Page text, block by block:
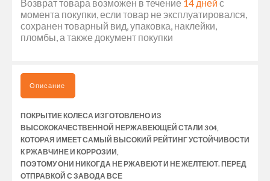
Возврат товара возможен в течение 14 дней с
момента покупки, если товар не эксплуатировался,
сохранен товарный вид, упаковка, наклейки,
пломбы, а также документ покупки
Описание
ПОКРЫТИЕ КОЛЕСА ИЗГОТОВЛЕНО ИЗ
ВЫСОКОКАЧЕСТВЕННОЙ НЕРЖАВЕЮЩЕЙ СТАЛИ 304,
КОТОРАЯ ИМЕЕТ САМЫЙ ВЫСОКИЙ РЕЙТИНГ УСТОЙЧИВОСТИ
К РЖАВЧИНЕ И КОРРОЗИИ,
ПОЭТОМУ ОНИ НИКОГДА НЕ РЖАВЕЮТ И НЕ ЖЕЛТЕЮТ. ПЕРЕД
ОТПРАВКОЙ С ЗАВОДА ВСЕ